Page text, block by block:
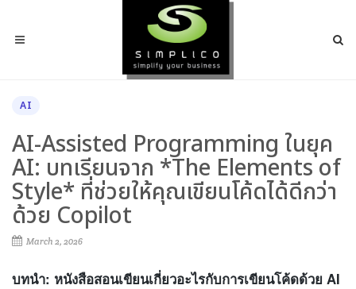
AI
AI-Assisted Programming ในยุค
AI: บทเรียนจาก *The Elements of
Style* ที่ช่วยให้คุณเขียนโค้ดได้ดีกว่า
ด้วย Copilot
March 2, 2026
บทนำ: หนังสือสอนเขียนเกี่ยวอะไรกับการเขียนโค้ดด้วย AI